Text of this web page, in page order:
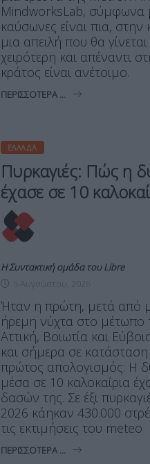
MindworksLab, σύμφωνα
καύσωνες είναι πια, στην
μια απειλή που θα
χειρότερη και απέναντι
κράτος είναι ανέτοιμο.
ΠΕΡΙΣΣΌΤΕΡΑ ...
ΕΛΛΆΔΑ
Πυρκαγιές: Πώς η
έχασε σε 10
Η Συντακτική ομάδα του Libre
Ήταν η πρώτη, μετά από
ήρεμη νύχτα στο μέτωπο
Αττική, Βοιωτία και
και σήμερα σε
πρώτος απολογισμός: Η
μέσα σε 10 καλοκαίρια
δασών της. Σε έξι
2026 κάηκαν 430.000
τις εκτιμήσεις του meteo
ΠΕΡΙΣΣΌΤΕΡΑ ...